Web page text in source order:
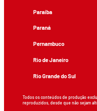
Paraíba
Paraná
Pernambuco
Rio de Janeiro
Rio Grande do Sul
Todos os conteúdos de produção
reproduzidos, desde que não sejam